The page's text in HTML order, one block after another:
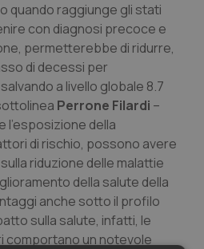
quando raggiunge gli stati
con diagnosi precoce e
permetterebbe di ridurre,
di decessi per
a livello globale 8.7
Perrone Filardi –
l’esposizione della
di rischio, possono avere
riduzione delle malattie
della salute della
anche sotto il profilo
sulla salute, infatti, le
comportano un notevole